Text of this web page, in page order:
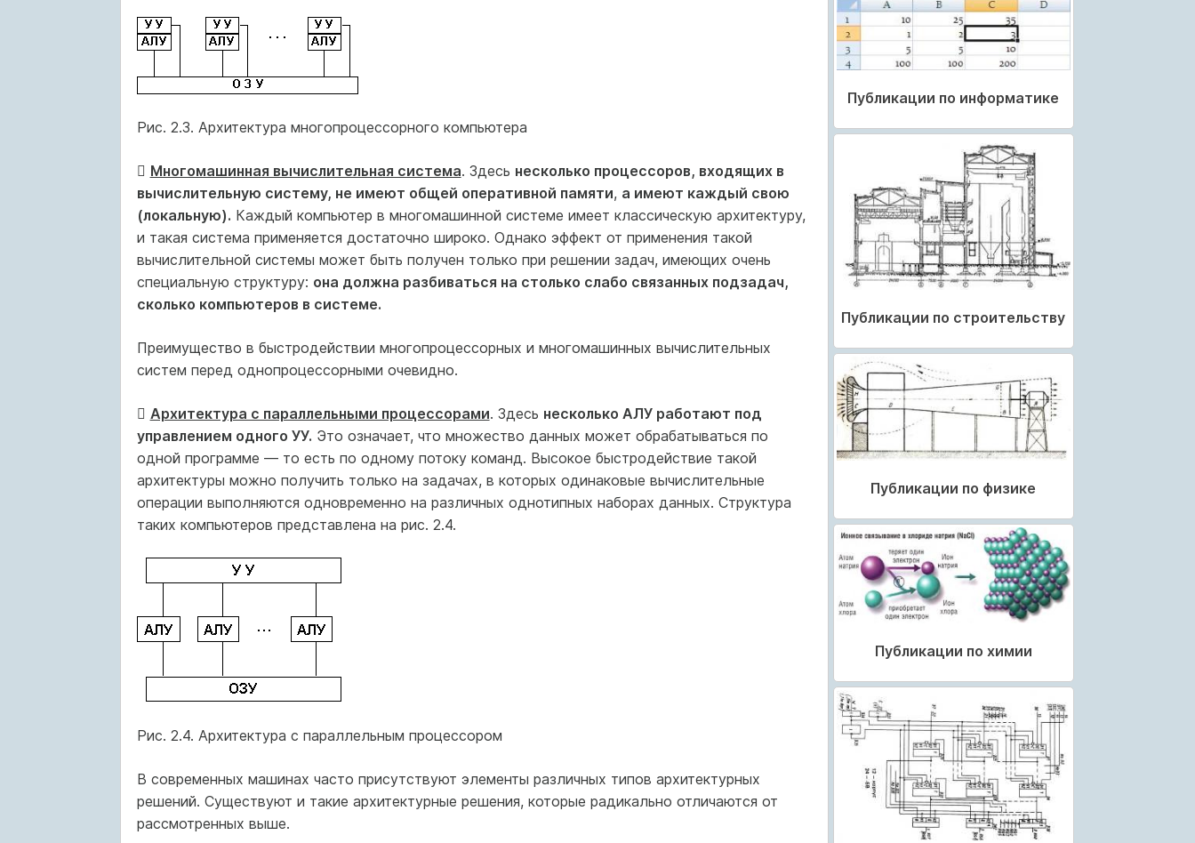
Рис. 2.3. Архитектура многопроцессорного компьютера
 Многомашинная вычислительная система. Здесь несколько процессоров, входящих в
вычислительную систему, не имеют общей оперативной памяти, а имеют каждый свою
(локальную). Каждый компьютер в многомашинной системе имеет классическую архитектуру,
и такая система применяется достаточно широко. Однако эффект от применения такой
вычислительной системы может быть получен только при решении задач, имеющих очень
специальную структуру: она должна разбиваться на столько слабо связанных подзадач,
сколько компьютеров в системе.
Преимущество в быстродействии многопроцессорных и многомашинных вычислительных
систем перед однопроцессорными очевидно.
 Архитектура с параллельными процессорами. Здесь несколько АЛУ работают под
управлением одного УУ. Это означает, что множество данных может обрабатываться по
одной программе — то есть по одному потоку команд. Высокое быстродействие такой
архитектуры можно получить только на задачах, в которых одинаковые вычислительные
операции выполняются одновременно на различных однотипных наборах данных. Структура
таких компьютеров представлена на рис. 2.4.
Рис. 2.4. Архитектура с параллельным процессором
В современных машинах часто присутствуют элементы различных типов архитектурных
решений. Существуют и такие архитектурные решения, которые радикально отличаются от
рассмотренных выше.
Публикации по информатике
Публикации по строительству
Публикации по физике
Публикации по химии